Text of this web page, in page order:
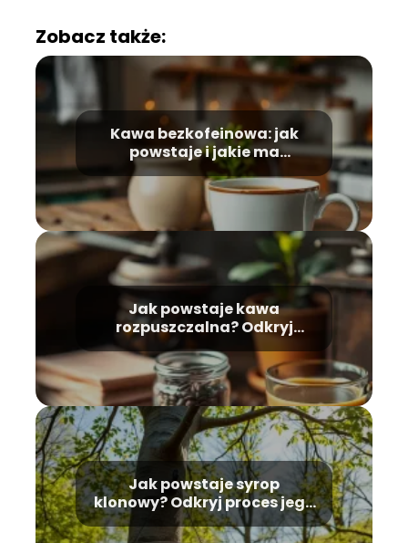
Zobacz także:
Kawa bezkofeinowa: jak
powstaje i jakie ma
właściwości?
Jak powstaje kawa
rozpuszczalna? Odkryj
proces produkcji krok po
kroku
Jak powstaje syrop
klonowy? Odkryj proces jego
produkcji